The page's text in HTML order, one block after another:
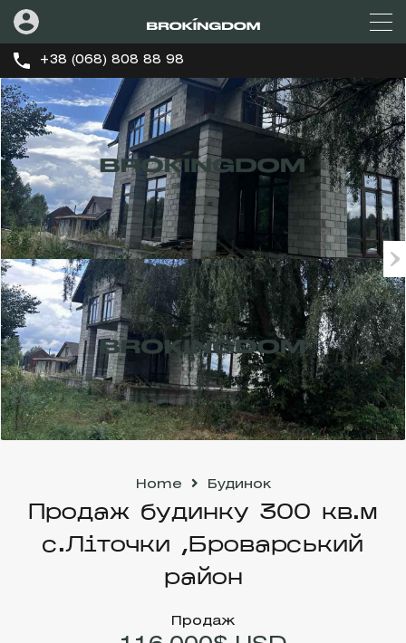
+38 (068) 808 88 98
Home Будинок
Продаж будинку 300 кв.м
с.Літочки ,Броварський
район
Продаж